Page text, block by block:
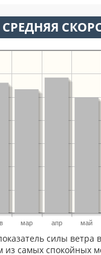
СРЕДНЯЯ
мар апр май
силы ветра
из самых спокойных